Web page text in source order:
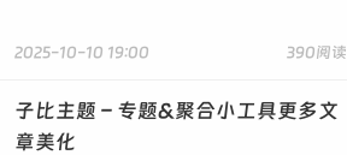
390阅读
2025-10-10 19:00
子比主题 – 专题&聚合小工具更多文
章美化